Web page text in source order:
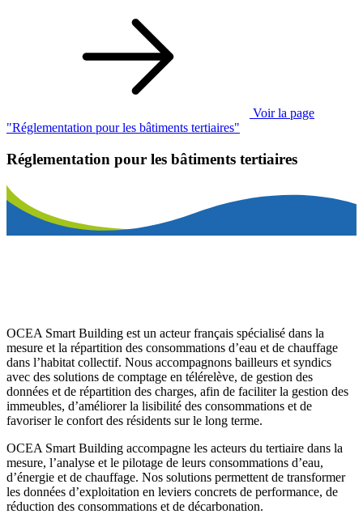
Voir la page
"Réglementation pour les bâtiments tertiaires"
Réglementation pour les bâtiments tertiaires
OCEA Smart Building est un acteur français spécialisé dans la
mesure et la répartition des consommations d’eau et de chauffage
dans l’habitat collectif. Nous accompagnons bailleurs et syndics
avec des solutions de comptage en télérelève, de gestion des
données et de répartition des charges, afin de faciliter la gestion des
immeubles, d’améliorer la lisibilité des consommations et de
favoriser le confort des résidents sur le long terme.
OCEA Smart Building accompagne les acteurs du tertiaire dans la
mesure, l’analyse et le pilotage de leurs consommations d’eau,
d’énergie et de chauffage. Nos solutions permettent de transformer
les données d’exploitation en leviers concrets de performance, de
réduction des consommations et de décarbonation.